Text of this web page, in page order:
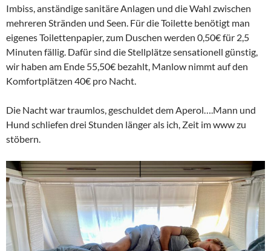
Imbiss, anständige sanitäre Anlagen und die Wahl zwischen
mehreren Stränden und Seen. Für die Toilette benötigt man
eigenes Toilettenpapier, zum Duschen werden 0,50€ für 2,5
Minuten fällig. Dafür sind die Stellplätze sensationell günstig,
wir haben am Ende 55,50€ bezahlt, Manlow nimmt auf den
Komfortplätzen 40€ pro Nacht.
Die Nacht war traumlos, geschuldet dem Aperol….Mann und
Hund schliefen drei Stunden länger als ich, Zeit im www zu
stöbern.